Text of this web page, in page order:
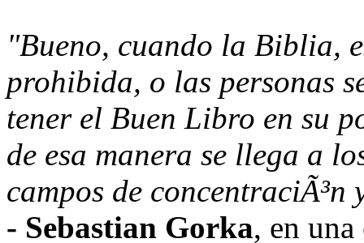
"Bueno, cuando la Biblia,
prohibida, o las personas
tener el Buen Libro en su
de esa manera se llega a
campos de
- Sebastian Gorka, en